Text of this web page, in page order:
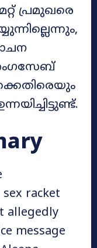
പ്രമുഖരെ
racket
allegedly
message